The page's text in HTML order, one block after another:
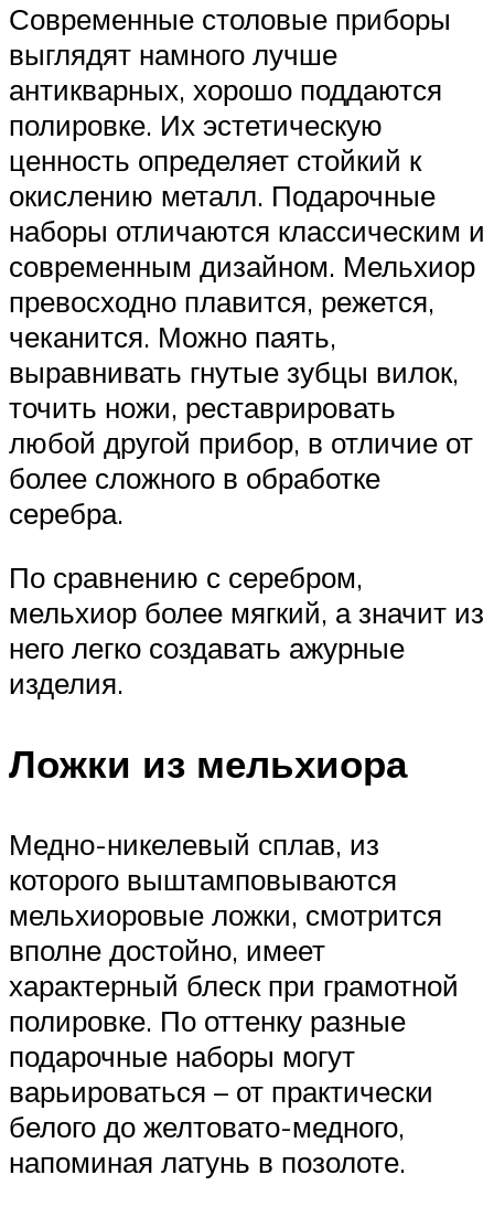
Современные столовые приборы
выглядят намного лучше
антикварных, хорошо поддаются
полировке. Их эстетическую
ценность определяет стойкий к
окислению металл. Подарочные
наборы отличаются классическим и
современным дизайном. Мельхиор
превосходно плавится, режется,
чеканится. Можно паять,
выравнивать гнутые зубцы вилок,
точить ножи, реставрировать
любой другой прибор, в отличие от
более сложного в обработке
серебра.
По сравнению с серебром,
мельхиор более мягкий, а значит из
него легко создавать ажурные
изделия.
Ложки из мельхиора
Медно-никелевый сплав, из
которого выштамповываются
мельхиоровые ложки, смотрится
вполне достойно, имеет
характерный блеск при грамотной
полировке. По оттенку разные
подарочные наборы могут
варьироваться – от практически
белого до желтовато-медного,
напоминая латунь в позолоте.